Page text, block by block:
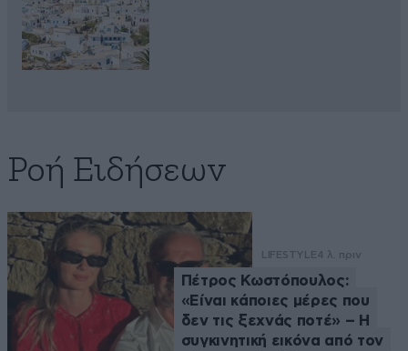
Ροή Ειδήσεων
LIFESTYLE4 λ. πριν
Πέτρος Κωστόπουλος:
«Είναι κάποιες μέρες που
δεν τις ξεχνάς ποτέ» – Η
συγκινητική εικόνα από τον